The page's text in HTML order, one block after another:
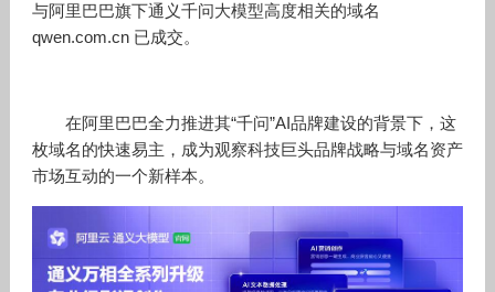
与阿里巴巴旗下通义千问大模型高度相关的域名
qwen.com.cn 已成交。
在阿里巴巴全力推进其“千问”AI品牌建设的背景下，这
枚域名的快速易主，成为观察科技巨头品牌战略与域名资产
市场互动的一个新样本。